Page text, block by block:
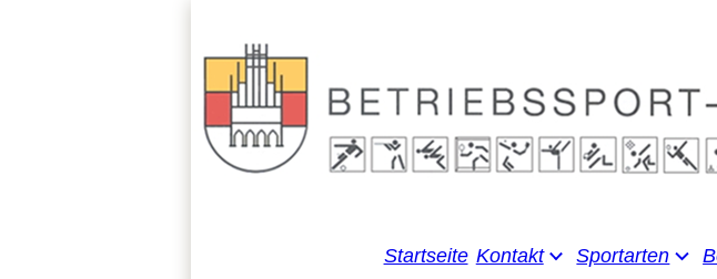
Startseite Kontakt Sportarten